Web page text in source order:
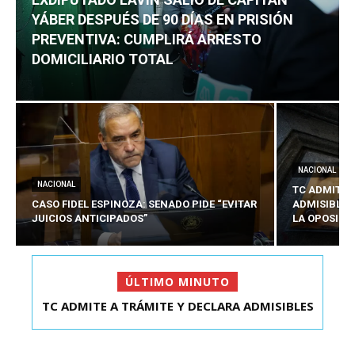
YÁBER DESPUÉS DE 90 DÍAS EN PRISIÓN
PREVENTIVA: CUMPLIRÁ ARRESTO
DOMICILIARIO TOTAL
NACIONAL
CASO FIDEL ESPINOZA: SENADO PIDE “EVITAR
JUICIOS ANTICIPADOS”
NACIONAL
TC ADMITE
ADMISIBLES
LA
ÚLTIMO MINUTO
EXDIPUTADO LAVÍN SALIÓ DE CAPITÁN YÁBER
TC ADMITE A TRÁMITE Y DECLARA ADMISIBLES